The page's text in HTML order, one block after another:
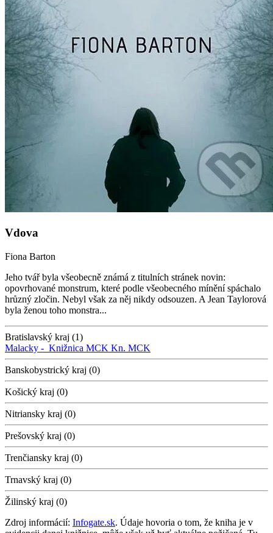
Vdova
Fiona Barton
Jeho tvář byla všeobecně známá z titulních stránek novin:
opovrhované monstrum, které podle všeobecného mínění spáchalo
hrůzný zločin. Nebyl však za něj nikdy odsouzen. A Jean Taylorová
byla ženou toho monstra...
Bratislavský kraj (1)
Malacky - Knižnica MCK Kn. MCK
Banskobystrický kraj (0)
Košický kraj (0)
Nitriansky kraj (0)
Prešovský kraj (0)
Trenčiansky kraj (0)
Trnavský kraj (0)
Žilinský kraj (0)
Zdroj informácií: Infogate.sk. Údaje hovoria o tom, že kniha je v